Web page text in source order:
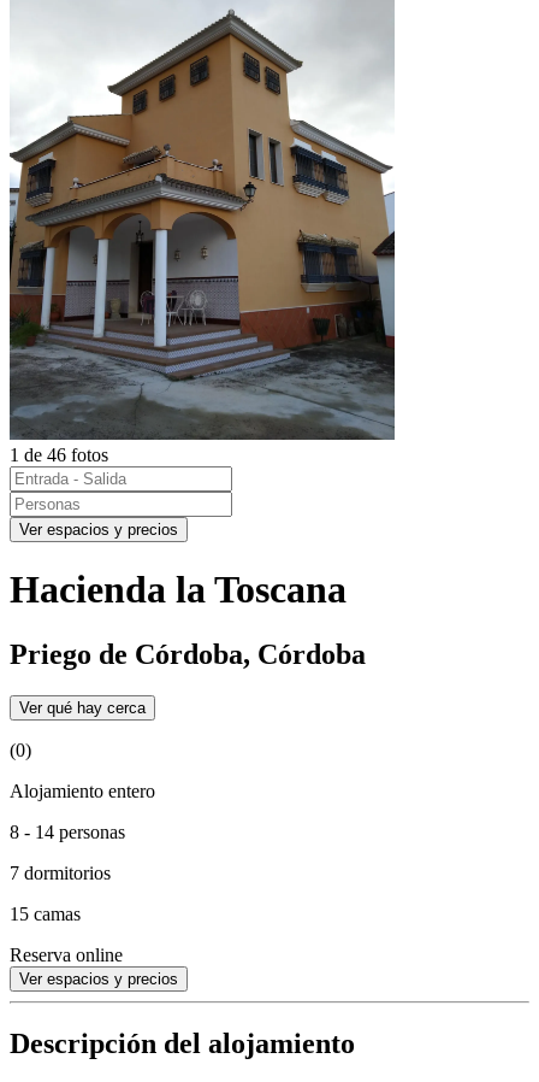
1 de 46 fotos
Ver espacios y precios
Hacienda la Toscana
Priego de Córdoba, Córdoba
Ver qué hay cerca
(0)
Alojamiento entero
8 - 14 personas
7 dormitorios
15 camas
Reserva online
Ver espacios y precios
Descripción del alojamiento